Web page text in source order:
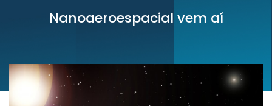
Nanoaeroespacial vem aí